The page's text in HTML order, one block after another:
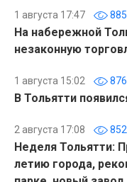
1 августа 17:47 885
На набережной
незаконную
1 августа 15:02 876
В Тольятти
2 августа 17:08 852
Неделя Тольятти:
летию города,